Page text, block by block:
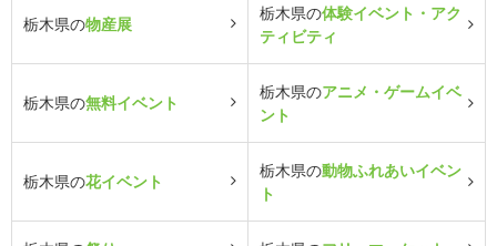
栃木県の物産展
栃木県の体験イベント・アク
ティビティ
栃木県の無料イベント
栃木県のアニメ・ゲームイベ
ント
栃木県の花イベント
栃木県の動物ふれあいイベン
ト